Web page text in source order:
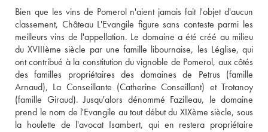
Bien que les vins de Pomerol n'aient jamais fait l'objet d'aucun
classement, Château L'Evangile figure sans conteste parmi les
meilleurs vins de l'appellation. Le domaine a été créé au milieu
du XVIIIème siècle par une famille libournaise, les Léglise, qui
ont contribué à la constitution du vignoble de Pomerol, aux côtés
des familles propriétaires des domaines de Petrus (famille
Arnaud), La Conseillante (Catherine Conseillant) et Trotanoy
(famille Giraud). Jusqu'alors dénommé Fazilleau, le domaine
prend le nom de l'Evangile au tout début du XIXème siècle, sous
la houlette de l'avocat Isambert, qui en restera propriétaire